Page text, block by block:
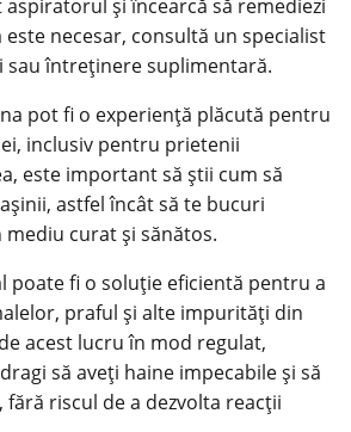
și încearcă să remediezi
este necesar, consultă un specialist
întreținere suplimentară.
pot fi o experiență plăcută pentru
inclusiv pentru prietenii
este important să știi cum să
astfel încât să te bucuri
curat și sănătos.
poate fi o soluție eficientă pentru a
praful și alte impurități din
acest lucru în mod regulat,
să aveți haine impecabile și să
riscul de a dezvolta reacții